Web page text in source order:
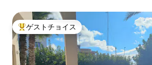
大好評のゲストチョイスです。
ゲストチョイス